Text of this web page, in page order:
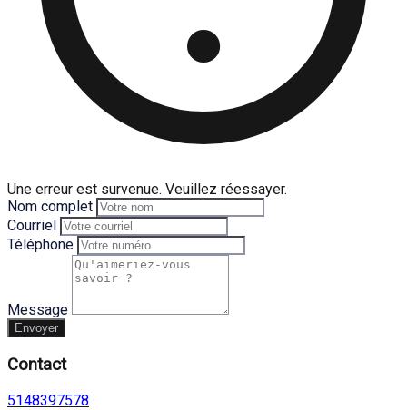
Une erreur est survenue. Veuillez réessayer.
Nom complet
Courriel
Téléphone
Message
Envoyer
Contact
5148397578